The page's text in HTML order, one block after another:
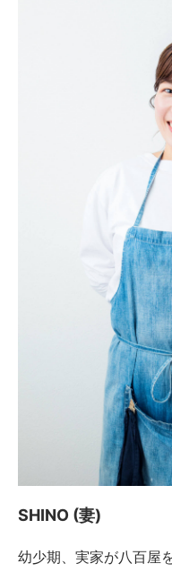
SHINO (妻)
幼少期、実家が八百屋